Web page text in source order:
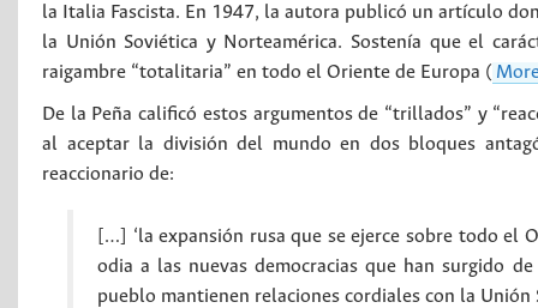
la Italia Fascista. En 1947, la autora publicó un artículo
la Unión Soviética y Norteamérica. Sostenía que el
raigambre “totalitaria” en todo el Oriente de Europa (
De la Peña calificó estos argumentos de “trillados” y
al aceptar la división del mundo en dos bloques
reaccionario de:
[…] ‘la expansión rusa que se ejerce sobre todo el
odia a las nuevas democracias que han surgido
pueblo mantienen relaciones cordiales con la Unión